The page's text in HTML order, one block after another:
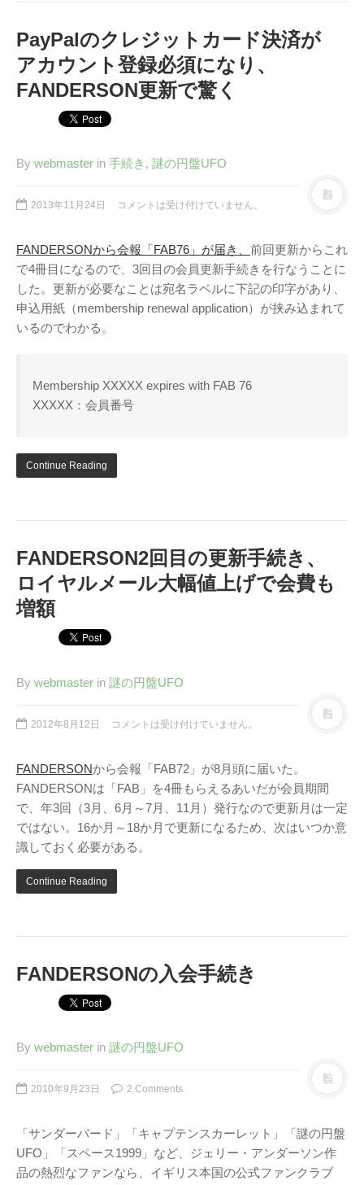
PayPalのクレジットカード決済が
アカウント登録必須になり、
FANDERSON更新で驚く
By webmaster in 手続き , 謎の円盤UFO
2013年11月24日 コメントは受け付けていません。
FANDERSONから会報「FAB76」が届き、 前回更新からこれ
で4冊目になるので、3回目の会員更新手続きを行なうことに
した。更新が必要なことは宛名ラベルに下記の印字があり、
申込用紙（membership renewal application）が挟み込まれて
いるのでわかる。
Membership XXXXX expires with FAB 76
XXXXX：会員番号
Continue Reading
FANDERSON2回目の更新手続き、
ロイヤルメール大幅値上げで会費も
増額
By webmaster in 謎の円盤UFO
2012年8月12日 コメントは受け付けていません。
FANDERSONから会報「FAB72」が8月頭に届いた。
FANDERSONは「FAB」を4冊もらえるあいだが会員期間
で、年3回（3月、6月～7月、11月）発行なので更新月は一定
ではない。16か月～18か月で更新になるため、次はいつか意
識しておく必要がある。
Continue Reading
FANDERSONの入会手続き
By webmaster in 謎の円盤UFO
2010年9月23日 2 Comments
「サンダーバード」「キャプテンスカーレット」「謎の円盤
UFO」「スペース1999」など、ジェリー・アンダーソン作
品の熱烈なファンなら、イギリス本国の公式ファンクラブ